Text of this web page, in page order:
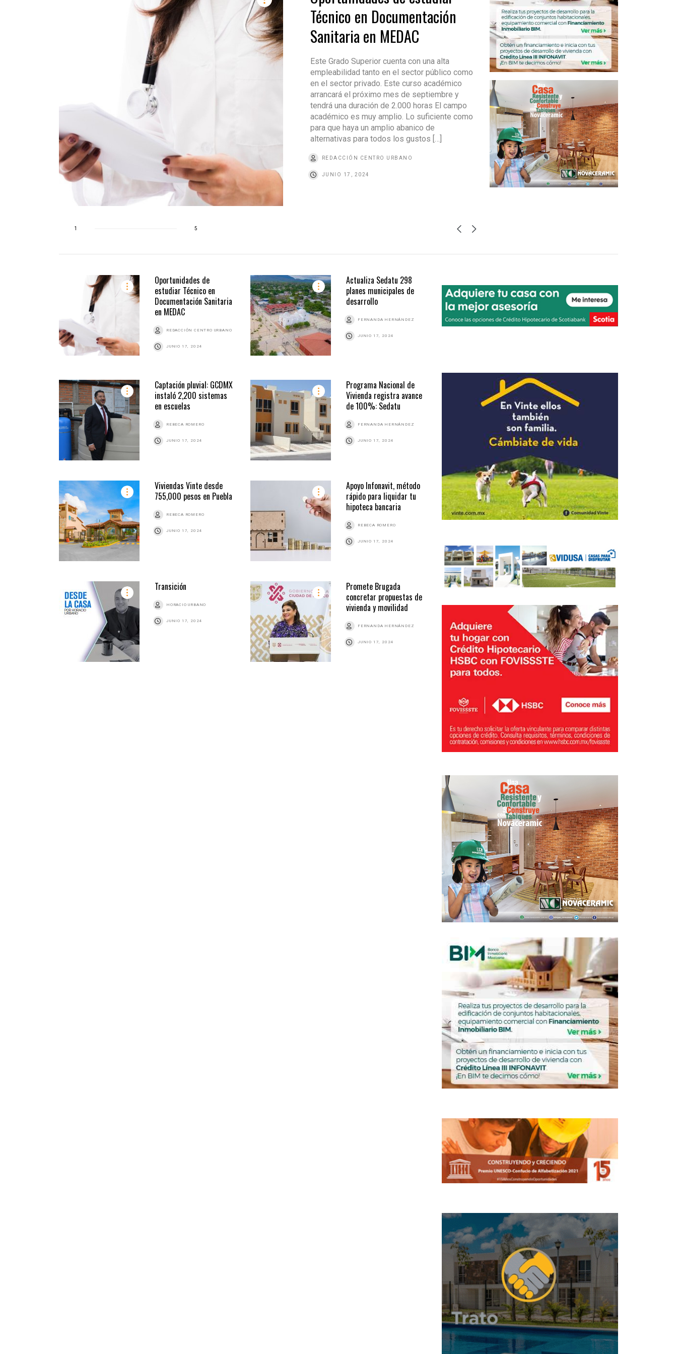
Técnico en Documentación
Sanitaria en MEDAC
Este Grado Superior cuenta con una alta
empleabilidad tanto en el sector público como
en el sector privado. Este curso académico
arrancará el próximo mes de septiembre y
tendrá una duración de 2.000 horas El campo
académico es muy amplio. Lo suficiente como
para que haya un amplio abanico de
alternativas para todos los gustos […]
REDACCIÓN CENTRO URBANO
JUNIO 17, 2024
1 5
Oportunidades de
estudiar Técnico en
Documentación Sanitaria
en MEDAC
REDACCIÓN CENTRO URBANO
JUNIO 17, 2024
Actualiza Sedatu 298
planes municipales de
desarrollo
FERNANDA HERNÁNDEZ
JUNIO 17, 2024
Captación pluvial: GCDMX
instaló 2,200 sistemas
en escuelas
REBECA ROMERO
JUNIO 17, 2024
Programa Nacional de
Vivienda registra avance
de 100%: Sedatu
FERNANDA HERNÁNDEZ
JUNIO 17, 2024
Viviendas Vinte desde
755,000 pesos en Puebla
REBECA ROMERO
JUNIO 17, 2024
Apoyo Infonavit, método
rápido para liquidar tu
hipoteca bancaria
REBECA ROMERO
JUNIO 17, 2024
Transición
HORACIO URBANO
JUNIO 17, 2024
Promete Brugada
concretar propuestas de
vivienda y movilidad
FERNANDA HERNÁNDEZ
JUNIO 17, 2024